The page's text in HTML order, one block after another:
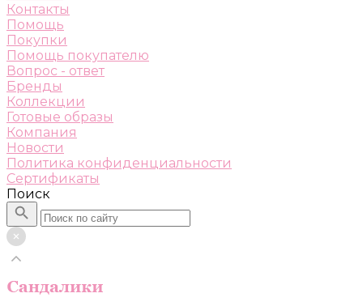
Контакты
Помощь
Покупки
Помощь покупателю
Вопрос - ответ
Бренды
Коллекции
Готовые образы
Компания
Новости
Политика конфиденциальности
Сертификаты
Поиск